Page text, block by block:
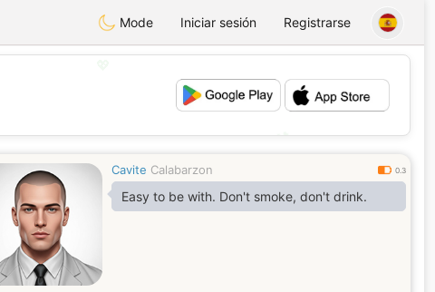
Mode Iniciar sesión Registrarse
Cavite Calabarzon 0.3
Easy to be with. Don't smoke, don't drink.